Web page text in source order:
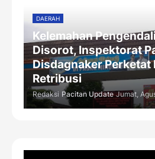
DAERAH
Kelemahan
Disorot, Inspektorat
Disdagnaker Perketat
Retribusi
Redaksi Pacitan Update Jumat,